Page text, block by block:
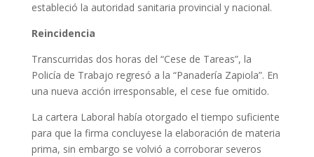
estableció la autoridad sanitaria provincial y nacional.
Reincidencia
Transcurridas dos horas del “Cese de Tareas”, la
Policía de Trabajo regresó a la “Panadería Zapiola”. En
una nueva acción irresponsable, el cese fue omitido.
La cartera Laboral había otorgado el tiempo suficiente
para que la firma concluyese la elaboración de materia
prima, sin embargo se volvió a corroborar severos